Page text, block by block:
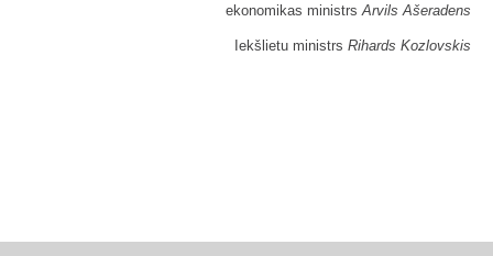
ekonomikas ministrs Arvils Ašeradens
Iekšlietu ministrs Rihards Kozlovskis